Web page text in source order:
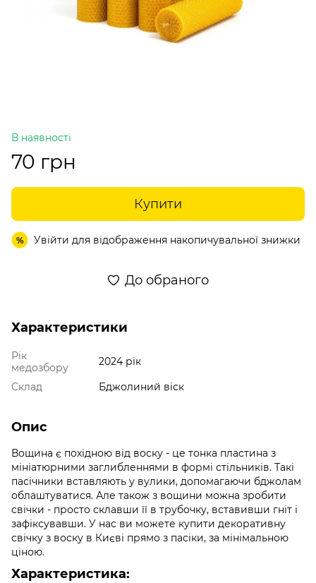
В наявності
70 грн
Купити
% Увійти для відображення накопичувальної знижки
До обраного
Характеристики
Рік
медозбору
2024 рік
Склад
Бджолиний віск
Опис
Вощина є похідною від воску - це тонка пластина з
мініатюрними заглибленнями в формі стільників. Такі
пасічники вставляють у вулики, допомагаючи бджолам
облаштуватися. Але також з вощини можна зробити
свічки - просто склавши її в трубочку, вставивши гніт і
зафіксувавши. У нас ви можете купити декоративну
свічку з воску в Києві прямо з пасіки, за мінімальною
ціною.
Характеристика: